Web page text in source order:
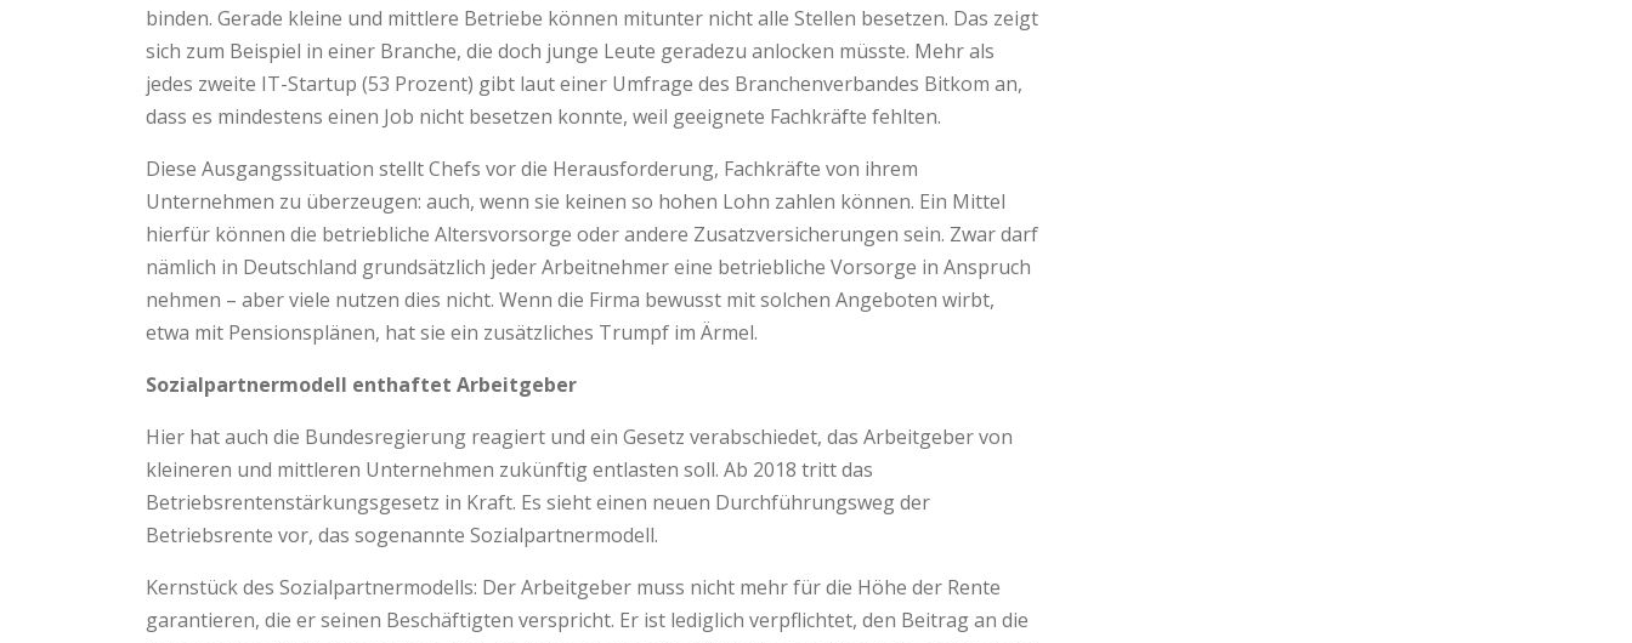
binden. Gerade kleine und mittlere Betriebe können mitunter nicht alle Stellen besetzen. Das zeigt
sich zum Beispiel in einer Branche, die doch junge Leute geradezu anlocken müsste. Mehr als
jedes zweite IT-Startup (53 Prozent) gibt laut einer Umfrage des Branchenverbandes Bitkom an,
dass es mindestens einen Job nicht besetzen konnte, weil geeignete Fachkräfte fehlten.
Diese Ausgangssituation stellt Chefs vor die Herausforderung, Fachkräfte von ihrem
Unternehmen zu überzeugen: auch, wenn sie keinen so hohen Lohn zahlen können. Ein Mittel
hierfür können die betriebliche Altersvorsorge oder andere Zusatzversicherungen sein. Zwar darf
nämlich in Deutschland grundsätzlich jeder Arbeitnehmer eine betriebliche Vorsorge in Anspruch
nehmen – aber viele nutzen dies nicht. Wenn die Firma bewusst mit solchen Angeboten wirbt,
etwa mit Pensionsplänen, hat sie ein zusätzliches Trumpf im Ärmel.
Sozialpartnermodell enthaftet Arbeitgeber
Hier hat auch die Bundesregierung reagiert und ein Gesetz verabschiedet, das Arbeitgeber von
kleineren und mittleren Unternehmen zukünftig entlasten soll. Ab 2018 tritt das
Betriebsrentenstärkungsgesetz in Kraft. Es sieht einen neuen Durchführungsweg der
Betriebsrente vor, das sogenannte Sozialpartnermodell.
Kernstück des Sozialpartnermodells: Der Arbeitgeber muss nicht mehr für die Höhe der Rente
garantieren, die er seinen Beschäftigten verspricht. Er ist lediglich verpflichtet, den Beitrag an die